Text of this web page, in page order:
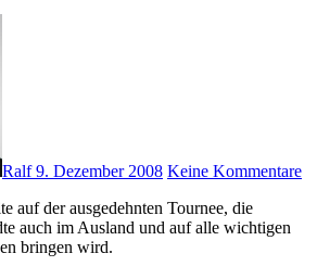
Ralf9. Dezember 2008 Keine Kommentare
auch im Ausland und auf alle wichtigen
bringen wird.